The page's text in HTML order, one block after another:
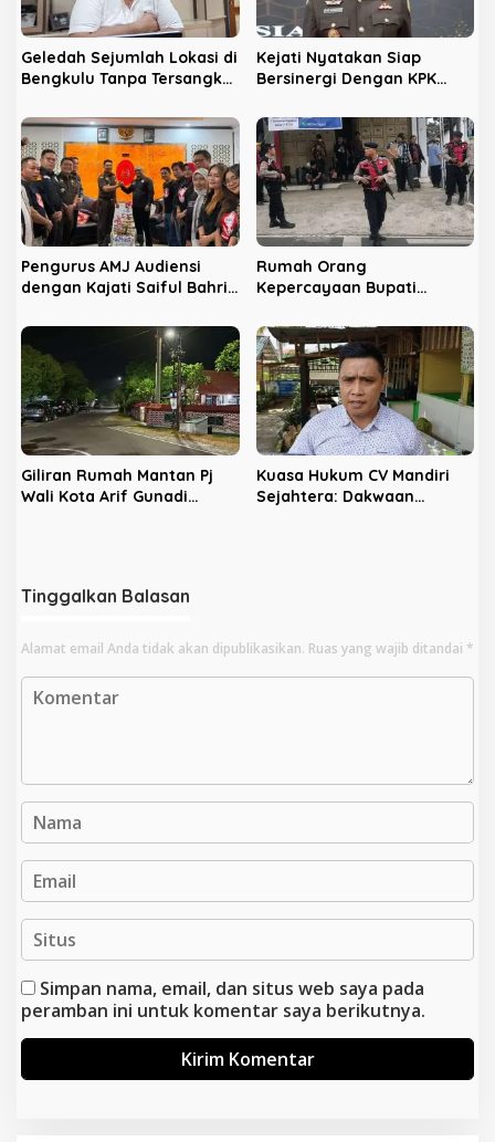
s
Geledah Sejumlah Lokasi di
Bengkulu Tanpa Tersangka,
Kejati Nyatakan Siap
Bersinergi Dengan KPK
Bengkulu
Pengurus AMJ Audiensi
dengan Kajati Saiful Bahri
Rumah Orang
Kepercayaan Bupati
Digeledah KPK
Giliran Rumah Mantan Pj
Wali Kota Arif Gunadi
Kuasa Hukum CV Mandiri
Sejahtera: Dakwaan
Tinggalkan Balasan
Alamat email Anda tidak akan dipublikasikan. Ruas yang wajib ditandai *
Simpan nama, email, dan situs web saya pada
peramban ini untuk komentar saya berikutnya.